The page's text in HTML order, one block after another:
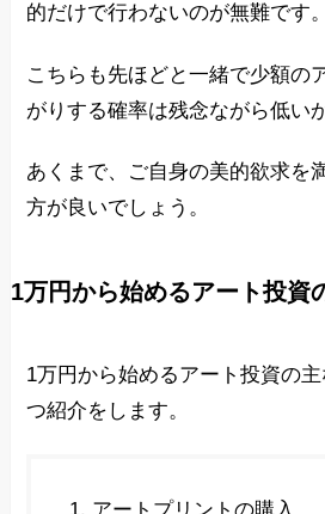
的だけで行わないのが無難です。
こちらも先ほどと一緒で少額の
がりする確率は残念ながら低い
あくまで、ご自身の美的欲求を
方が良いでしょう。
1万円から始めるアート投資
1万円から始めるアート投資の
つ紹介をします。
アートプリントの購入